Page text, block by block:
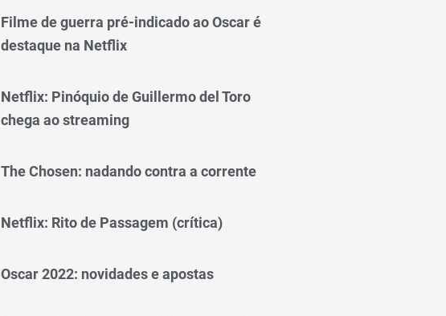
Filme de guerra pré-indicado ao Oscar é
destaque na Netflix
Netflix: Pinóquio de Guillermo del Toro
chega ao streaming
The Chosen: nadando contra a corrente
Netflix: Rito de Passagem (crítica)
Oscar 2022: novidades e apostas